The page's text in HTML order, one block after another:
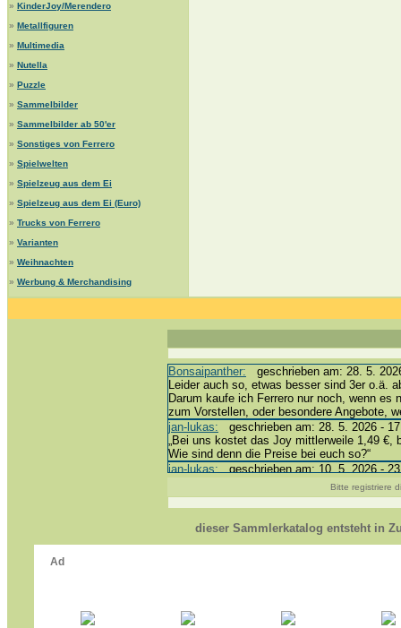
» KinderJoy/Merendero
» Metallfiguren
» Multimedia
» Nutella
» Puzzle
» Sammelbilder
» Sammelbilder ab 50'er
» Sonstiges von Ferrero
» Spielwelten
» Spielzeug aus dem Ei
» Spielzeug aus dem Ei (Euro)
» Trucks von Ferrero
» Varianten
» Weihnachten
» Werbung & Merchandising
Bonsaipanther: geschrieben am: 28. 5.
Leider auch so, etwas besser sind 3er o.ä.
Darum kaufe ich Ferrero nur noch, wenn es
zum Vorstellen, oder besondere Angebote,
jan-lukas: geschrieben am: 28. 5. 2026 -
„Bei uns kostet das Joy mittlerweile 1,49 €,
Wie sind denn die Preise bei euch so?“
jan-lukas:geschrieben am: 10. 5. 2026 -
Bonsaipanther:geschrieben am: 10. 5.
@ Harald
https://www.ue-ei-portal-
Dein Enkel sollte zur Strafe die nächsten 3
jan-lukas:
geschrieben am: 29. 4. 2026 -
https://www.ferrero-
Bitte registriere
dieser Sammlerkatalog entsteht in